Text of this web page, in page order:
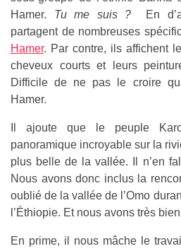
Hamer. Tu me suis ?
En
partagent de nombreuses
Hamer. Par contre, ils affichent
cheveux courts et leurs
Difficile de ne pas le croire
Hamer.
Il ajoute que le peuple
panoramique incroyable sur la
plus belle de la vallée. Il n’en
Nous avons donc inclus la
oublié de la vallée de l’Omo
l’Éthiopie. Et nous avons très
En prime, il nous mâche le